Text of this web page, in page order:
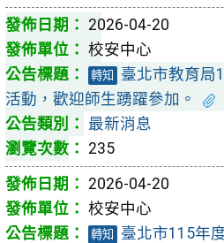
2026-04-20
校安中心
轉知
臺北市教育局
活動，歡迎師生踴躍參加。
最新消息
235
2026-04-20
校安中心
轉知
臺北市115年